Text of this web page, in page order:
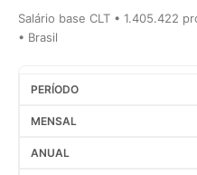
Salário base CLT • 1.405.422
• Brasil